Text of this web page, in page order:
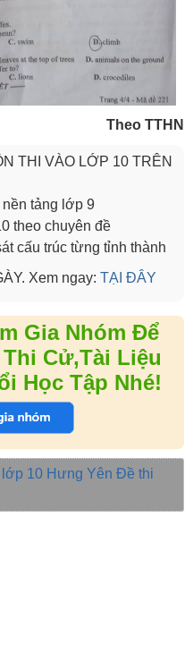
Theo TTHN
THI VÀO LỚP 10 TRÊN
tảng lớp 9
theo chuyên đề
cấu trúc từng tỉnh thành
Xem ngay: TẠI ĐÂY
Gia Nhóm Để
Cử,Tài Liệu
Học Tập Nhé!
10 Hưng Yên Đề thi